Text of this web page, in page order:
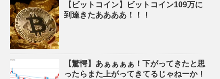
【ビットコイン】ビットコイン109万に
到達きたああああ！！！
【驚愕】あぁぁぁぁ！下がってきたと思
ったらまた上がってきてるじゃねーか！